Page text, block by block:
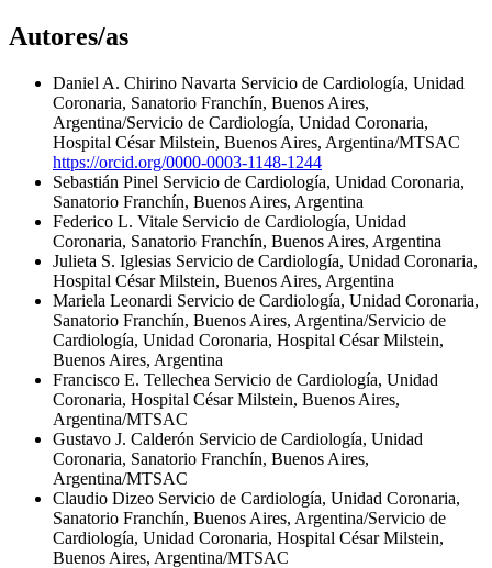
Autores/as
Daniel A. Chirino Navarta Servicio de Cardiología, Unidad
Coronaria, Sanatorio Franchín, Buenos Aires,
Argentina/Servicio de Cardiología, Unidad Coronaria,
Hospital César Milstein, Buenos Aires, Argentina/MTSAC
https://orcid.org/0000-0003-1148-1244
Sebastián Pinel Servicio de Cardiología, Unidad Coronaria,
Sanatorio Franchín, Buenos Aires, Argentina
Federico L. Vitale Servicio de Cardiología, Unidad
Coronaria, Sanatorio Franchín, Buenos Aires, Argentina
Julieta S. Iglesias Servicio de Cardiología, Unidad Coronaria,
Hospital César Milstein, Buenos Aires, Argentina
Mariela Leonardi Servicio de Cardiología, Unidad Coronaria,
Sanatorio Franchín, Buenos Aires, Argentina/Servicio de
Cardiología, Unidad Coronaria, Hospital César Milstein,
Buenos Aires, Argentina
Francisco E. Tellechea Servicio de Cardiología, Unidad
Coronaria, Hospital César Milstein, Buenos Aires,
Argentina/MTSAC
Gustavo J. Calderón Servicio de Cardiología, Unidad
Coronaria, Sanatorio Franchín, Buenos Aires,
Argentina/MTSAC
Claudio Dizeo Servicio de Cardiología, Unidad Coronaria,
Sanatorio Franchín, Buenos Aires, Argentina/Servicio de
Cardiología, Unidad Coronaria, Hospital César Milstein,
Buenos Aires, Argentina/MTSAC